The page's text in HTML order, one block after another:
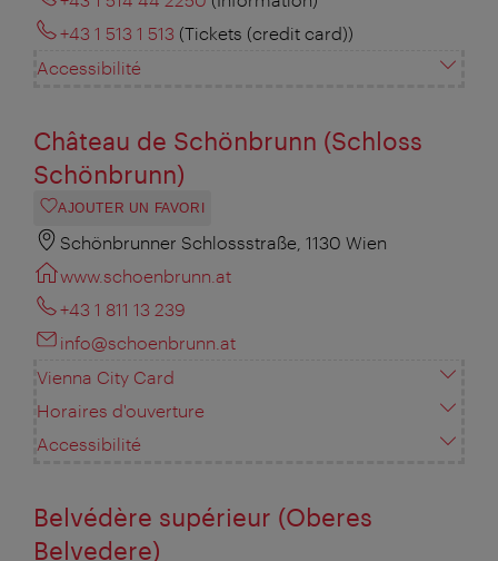
+43 1 513 1 513 (Tickets (credit card))
Accessibilité
Château de Schönbrunn (Schloss
Schönbrunn)
AJOUTER UN FAVORI
Schönbrunner Schlossstraße, 1130 Wien
www.schoenbrunn.at
+43 1 811 13 239
info@schoenbrunn.at
Vienna City Card
Horaires d'ouverture
Accessibilité
Belvédère supérieur (Oberes
Belvedere)